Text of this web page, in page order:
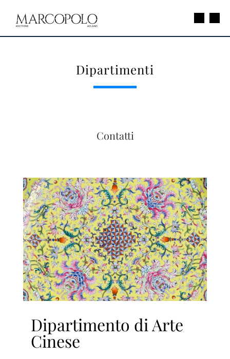
Dipartimenti
Contatti
Dipartimento di Arte
Cinese